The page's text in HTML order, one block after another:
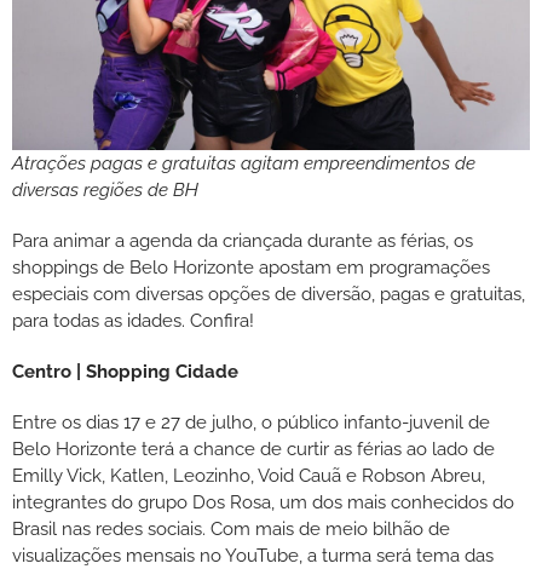
Atrações pagas e gratuitas agitam empreendimentos de
diversas regiões de BH
Para animar a agenda da criançada durante as férias, os
shoppings de Belo Horizonte apostam em programações
especiais com diversas opções de diversão, pagas e gratuitas,
para todas as idades. Confira!
Centro | Shopping Cidade
Entre os dias 17 e 27 de julho, o público infanto-juvenil de
Belo Horizonte terá a chance de curtir as férias ao lado de
Emilly Vick, Katlen, Leozinho, Void Cauã e Robson Abreu,
integrantes do grupo Dos Rosa, um dos mais conhecidos do
Brasil nas redes sociais. Com mais de meio bilhão de
visualizações mensais no YouTube, a turma será tema das